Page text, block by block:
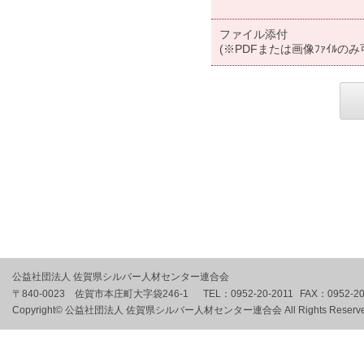
ファイル添付
(※PDFまたは画像ﾌｧｲﾙのみ
公益社団法人 佐賀県シルバー人材センター連合会
〒840-0023 佐賀市本庄町大字袋246-1
TEL： 0952-20-2011 FAX： 0952-
Copyright© 公益社団法人 佐賀県シルバー人材センター連合会 All Rights